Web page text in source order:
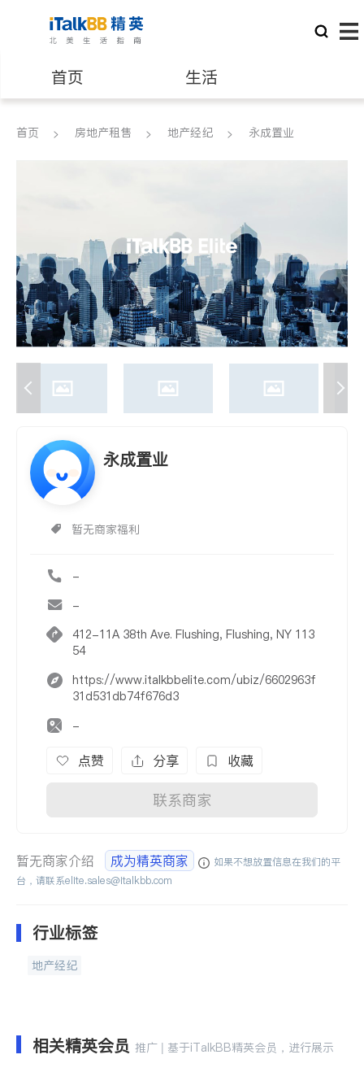
首页 生活
医生 律师
养老 非盈利组织
首页 房地产租售 地产经纪 永成置业
永成置业
暂无商家福利
-
-
412-11A 38th Ave. Flushing, Flushing, NY 113
54
https://www.italkbbelite.com/ubiz/6602963f
31d531db74f676d3
-
点赞 分享 收藏
联系商家
暂无商家介绍 成为精英商家
如果不想放置信息在我们的平
台，请联系elite.sales@italkbb.com
行业标签
地产经纪
相关精英会员 推广 | 基于iTalkBB精英会员，进行展示